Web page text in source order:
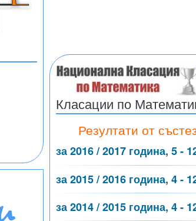
Класации по
Резултати от
за 2016 / 2017 година, 5 -
за 2015 / 2016 година, 4 -
за 2014 / 2015 година, 4 -